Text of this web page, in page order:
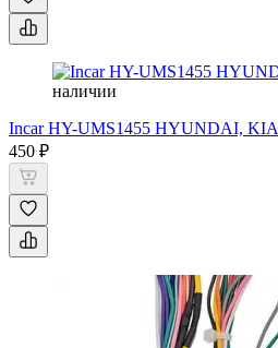
наличии
Incar HY-UMS1455 HYUNDAI, KIA
450 ₽